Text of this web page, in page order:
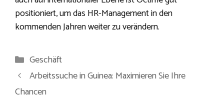
positioniert, um das HR-Management in den
kommenden Jahren weiter zu verändern.
Kategorien
Geschäft
Arbeitssuche in Guinea: Maximieren Sie Ihre
Chancen